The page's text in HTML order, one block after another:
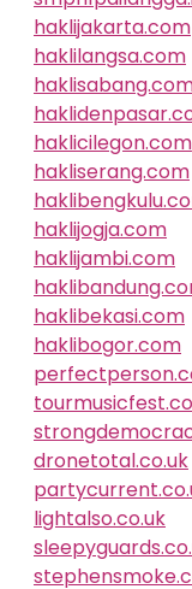
haklijakarta.com
haklilangsa.com
haklicilegon.com
hakliserang.com
haklijogja.com
haklijambi.com
haklibekasi.com
haklibogor.com
dronetotal.co.uk
lightalso.co.uk